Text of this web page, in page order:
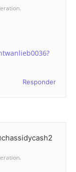
Responder